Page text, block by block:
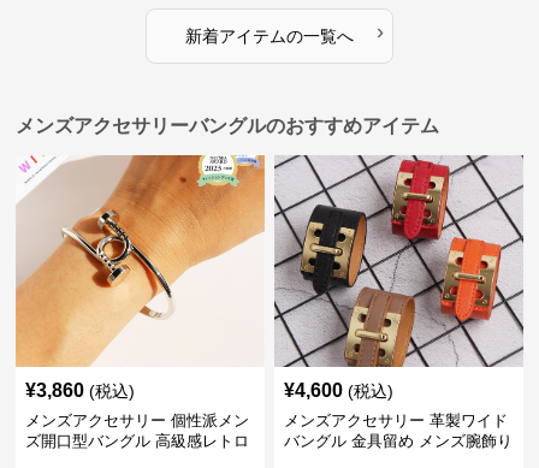
新着アイテムの一覧へ ›
メンズアクセサリーバングルのおすすめアイテム
¥3,860 (税込)
メンズアクセサリー 個性派メン
ズ開口型バングル 高級感レトロ
¥4,600 (税込)
メンズアクセサリー 革製ワイド
バングル 金具留め メンズ腕飾り